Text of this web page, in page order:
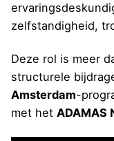
zelfstandigheid,
Deze rol is meer
structurele
Amsterdam-
met het ADAMAS